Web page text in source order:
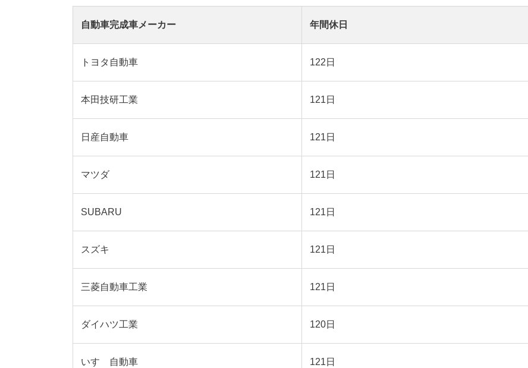
自動車完成車メーカー 年間休日
トヨタ自動車 122日
本田技研工業 121日
日産自動車 121日
マツダ 121日
SUBARU 121日
スズキ 121日
三菱自動車工業 121日
ダイハツ工業 120日
いすゞ自動車 121日